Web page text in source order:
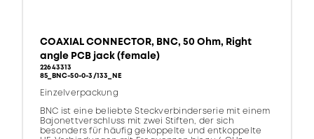
COAXIAL CONNECTOR, BNC, 50 Ohm, Right
angle PCB jack (female)
22643313
85_BNC-50-0-3/133_NE
Einzelverpackung
BNC ist eine beliebte Steckverbinderserie mit einem
Bajonettverschluss mit zwei Stiften, der sich
besonders für häufig gekoppelte und entkoppelte